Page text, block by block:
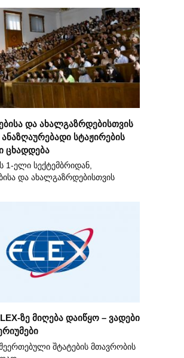
და ახალგაზრდებისთვის
ანაზღაურებადი სტაჟირების
ცხადდება
1-ელი სექტემბრიდან,
და ახალგაზრდებისთვის
ზე მიღება დაიწყო – ვადები
შტატების მთავრობის